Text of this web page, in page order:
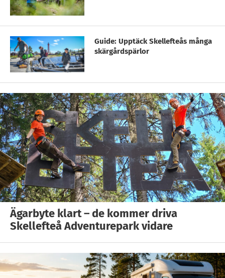
Guide: Upptäck Skellefteås många
skärgårdspärlor
Ägarbyte klart – de kommer driva
Skellefteå Adventurepark vidare